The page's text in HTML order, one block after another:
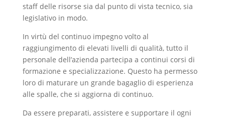
staff delle risorse sia dal punto di vista tecnico, sia
legislativo in modo.
In virtù del continuo impegno volto al
raggiungimento di elevati livelli di qualità, tutto il
personale dell’azienda partecipa a continui corsi di
formazione e specializzazione. Questo ha permesso
loro di maturare un grande bagaglio di esperienza
alle spalle, che si aggiorna di continuo.
Da essere preparati, assistere e supportare il ogni